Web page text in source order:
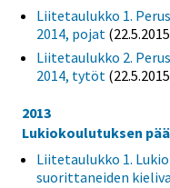
Liitetaulukko 1.
2014, pojat
Liitetaulukko 2.
2014, tytöt
2013
Lukiokoulutuksen
Liitetaulukko 1.
suorittaneiden